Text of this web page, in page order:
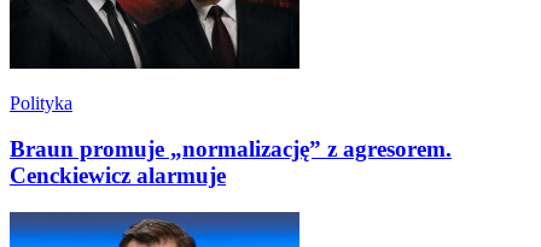
Polityka
Braun promuje „normalizację” z agresorem.
Cenckiewicz alarmuje